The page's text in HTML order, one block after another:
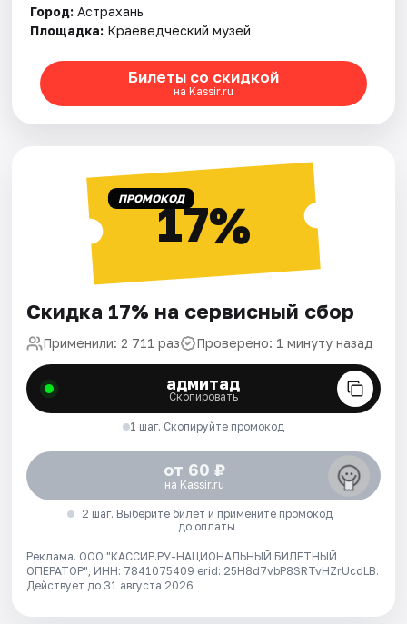
Город: Астрахань
Площадка: Краеведческий музей
Билеты со скидкой
на Kassir.ru
ПРОМОКОД17%
Скидка 17% на сервисный сбор
Применили: 2 711 раз Проверено: 1 минуту назад
адмитад
Скопировать
1 шаг. Скопируйте промокод
от 60 ₽
на Kassir.ru
2 шаг. Выберите билет и примените промокод
до оплаты
Реклама. ООО "КАССИР.РУ-НАЦИОНАЛЬНЫЙ БИЛЕТНЫЙ
ОПЕРАТОР", ИНН: 7841075409 erid: 25H8d7vbP8SRTvHZrUcdLB.
Действует до 31 августа 2026